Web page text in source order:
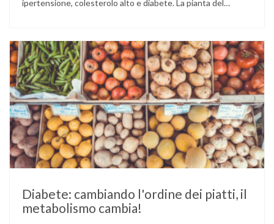
ipertensione, colesterolo alto e diabete. La pianta del
utilizzati per la preparazione di numerosi piatti, ma …
Diabete: cambiando l'ordine dei piatti, il
metabolismo cambia!